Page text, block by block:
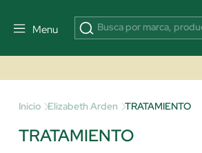
Menu
Inicio Elizabeth Arden TRATAMIENTO
TRATAMIENTO